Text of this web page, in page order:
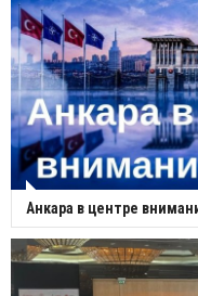
Анкара в центре